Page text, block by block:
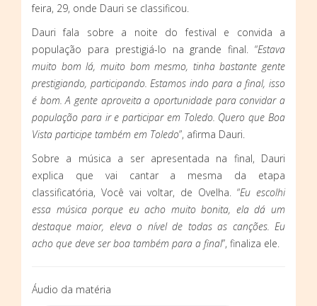
feira, 29, onde Dauri se classificou.
Dauri fala sobre a noite do festival e convida a
população para prestigiá-lo na grande final. “Estava
muito bom lá, muito bom mesmo, tinha bastante gente
prestigiando, participando. Estamos indo para a final, isso
é bom. A gente aproveita a oportunidade para convidar a
população para ir e participar em Toledo. Quero que Boa
Vista participe também em Toledo”, afirma Dauri.
Sobre a música a ser apresentada na final, Dauri
explica que vai cantar a mesma da etapa
classificatória, Você vai voltar, de Ovelha. “Eu escolhi
essa música porque eu acho muito bonita, ela dá um
destaque maior, eleva o nível de todas as canções. Eu
acho que deve ser boa também para a final”, finaliza ele.
Áudio da matéria